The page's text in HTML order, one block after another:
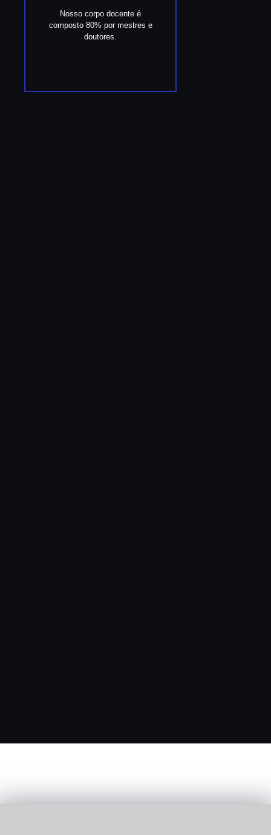
Nosso corpo docente é
composto 80% por mestres e
doutores.